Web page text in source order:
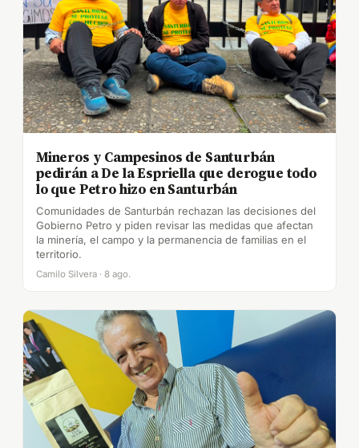
Mineros y Campesinos de Santurbán
pedirán a De la Espriella que derogue todo
lo que Petro hizo en Santurbán
Comunidades de Santurbán rechazan las decisiones del
Gobierno Petro y piden revisar las medidas que afectan
la minería, el campo y la permanencia de familias en el
territorio.
Camilo Silvera · 8 ago.